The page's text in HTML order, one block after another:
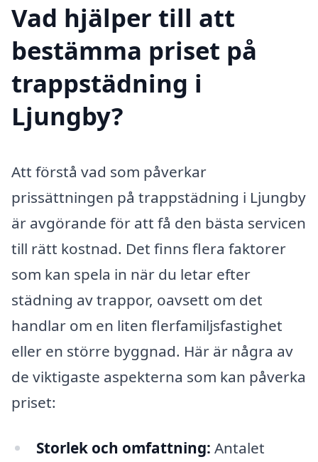
Vad hjälper till att
bestämma priset på
trappstädning i
Ljungby?
Att förstå vad som påverkar
prissättningen på trappstädning i Ljungby
är avgörande för att få den bästa servicen
till rätt kostnad. Det finns flera faktorer
som kan spela in när du letar efter
städning av trappor, oavsett om det
handlar om en liten flerfamiljsfastighet
eller en större byggnad. Här är några av
de viktigaste aspekterna som kan påverka
priset:
Storlek och omfattning: Antalet